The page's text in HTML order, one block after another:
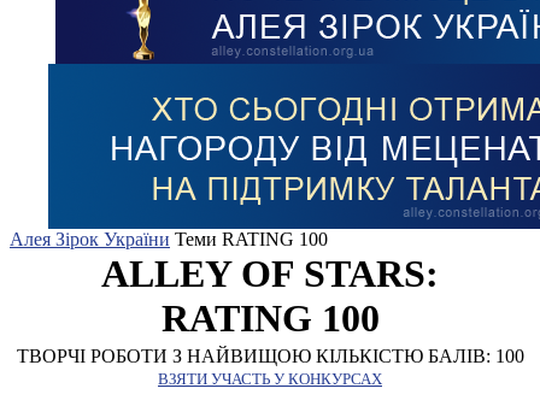
Алея Зірок України Теми RATING 100
ALLEY OF STARS:
RATING 100
ТВОРЧІ РОБОТИ З НАЙВИЩОЮ КІЛЬКІСТЮ БАЛІВ: 100
ВЗЯТИ УЧАСТЬ У КОНКУРСАХ